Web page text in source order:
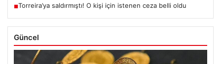
■Torreira’ya saldırmıştı! O kişi için istenen ceza belli oldu
Güncel